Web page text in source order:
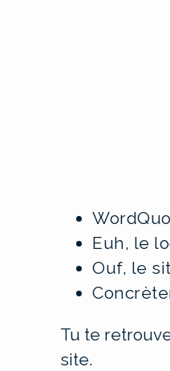
Euh, le
Ouf, le
Tu te
site.